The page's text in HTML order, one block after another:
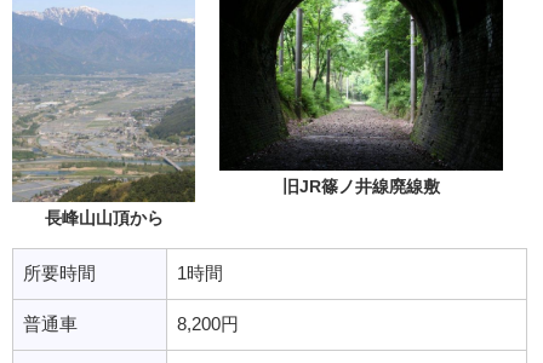
長峰山山頂から
旧JR篠ノ井線廃線敷
所要時間 1時間
普通車 8,200円